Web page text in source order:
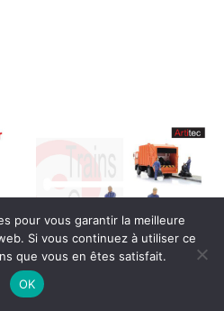
pour vous garantir la meilleure
Si vous continuez à utiliser ce
que vous en êtes satisfait.
OK